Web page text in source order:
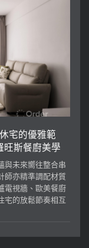
宅的優雅範
旺斯餐廚美學
與未來嚮往整合串
師亦精準調配材質
電視牆、歐美餐廚
宅的放鬆節奏相互